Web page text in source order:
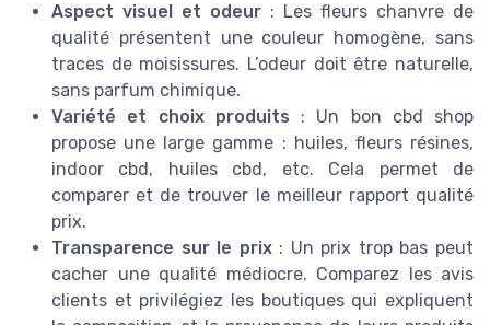
Aspect visuel et odeur : Les fleurs chanvre de
qualité présentent une couleur homogène, sans
traces de moisissures. L’odeur doit être naturelle,
sans parfum chimique.
Variété et choix produits : Un bon cbd shop
propose une large gamme : huiles, fleurs résines,
indoor cbd, huiles cbd, etc. Cela permet de
comparer et de trouver le meilleur rapport qualité
prix.
Transparence sur le prix: Un prix trop bas peut
cacher une qualité médiocre. Comparez les avis
clients et privilégiez les boutiques qui expliquent